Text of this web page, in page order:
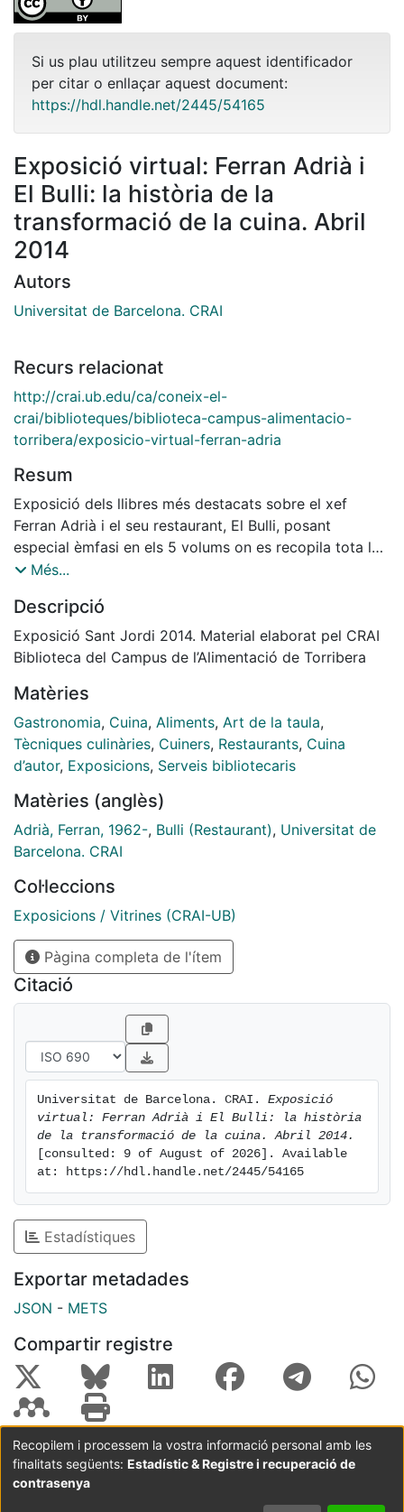
Si us plau utilitzeu sempre aquest identificador
per citar o enllaçar aquest document:
https://hdl.handle.net/2445/54165
Exposició virtual: Ferran Adrià i
El Bulli: la història de la
transformació de la cuina. Abril
2014
Autors
Universitat de Barcelona. CRAI
Recurs relacionat
http://crai.ub.edu/ca/coneix-el-
crai/biblioteques/biblioteca-campus-alimentacio-
torribera/exposicio-virtual-ferran-adria
Resum
Exposició dels llibres més destacats sobre el xef
Ferran Adrià i el seu restaurant, El Bulli, posant
especial èmfasi en els 5 volums on es recopila tota la
tasca duta a terme al Bulli, donació del mateix xef.
Més...
Descripció
Exposició Sant Jordi 2014. Material elaborat pel CRAI
Biblioteca del Campus de l’Alimentació de Torribera
Matèries
Gastronomia, Cuina, Aliments, Art de la taula,
Tècniques culinàries, Cuiners, Restaurants, Cuina
d’autor, Exposicions, Serveis bibliotecaris
Matèries (anglès)
Adrià, Ferran, 1962-, Bulli (Restaurant), Universitat de
Barcelona. CRAI
Col·leccions
Exposicions / Vitrines (CRAI-UB)
Pàgina completa de l'ítem
Citació
Universitat de Barcelona. CRAI. Exposició
virtual: Ferran Adrià i El Bulli: la història
de la transformació de la cuina. Abril 2014.
[consulted: 9 of August of 2026]. Available
at: https://hdl.handle.net/2445/54165
Estadístiques
Exportar metadades
JSON - METS
Compartir registre
Coordinació:CRAI UB Avís legal
Metadades
subjectes a:
Recopilem i processem la vostra informació personal amb les
finalitats següents: Estadístic & Registre i recuperació de
contrasenya